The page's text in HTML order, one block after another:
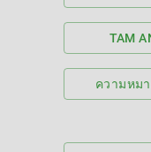
TAM
ความหม